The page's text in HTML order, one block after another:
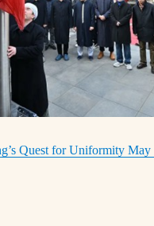
Quest for Uniformity May